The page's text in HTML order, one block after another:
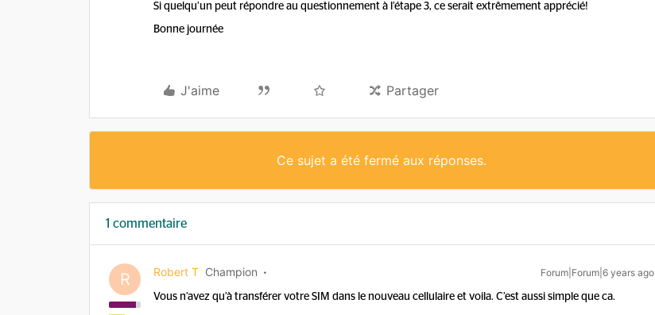
Si quelqu’un peut répondre au questionnement à l’étape 3, ce serait extrêmement apprécié!
Bonne journée
J'aime Partager
Ce sujet a été fermé aux réponses.
1 commentaire
R Robert T Champion Forum|Forum|6 years ago
Vous n’avez qu’à transférer votre SIM dans le nouveau cellulaire et voila. C’est aussi simple que ca.